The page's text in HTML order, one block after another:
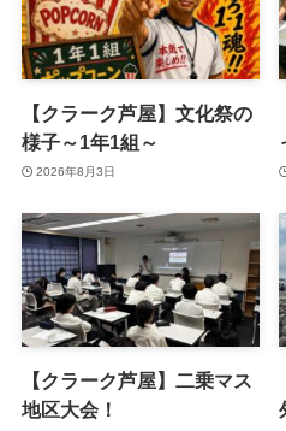
【クラーク芦屋】文化祭の
様子～1年1組～
2026年8月3日
【クラーク芦屋】二乗マス
地区大会！